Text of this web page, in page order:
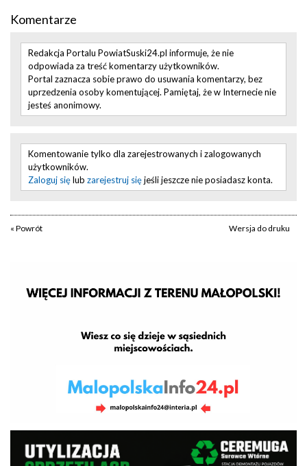
Komentarze
Redakcja Portalu PowiatSuski24.pl informuje, że nie
odpowiada za treść komentarzy użytkowników.
Portal zaznacza sobie prawo do usuwania komentarzy, bez
uprzedzenia osoby komentującej. Pamiętaj, że w Internecie nie
jesteś anonimowy.
Komentowanie tylko dla zarejestrowanych i zalogowanych
użytkowników.
Zaloguj sięlub zarejestruj sięjeśli jeszcze nie posiadasz konta.
« Powrót Wersja do druku